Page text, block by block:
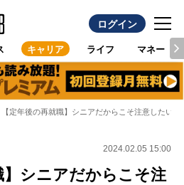
ログイン
キャリア ライフ マネー
【定年後の再就職】シニアだからこそ注意したい
2024.02.05 15:00
】シニアだからこそ注